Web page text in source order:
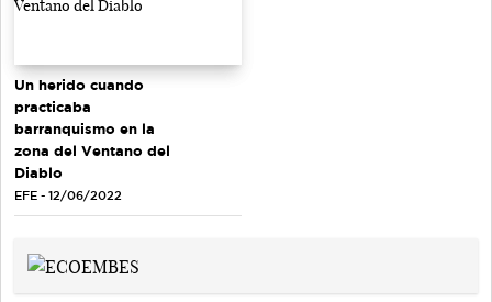
Un herido cuando
practicaba
barranquismo en la
zona del Ventano del
Diablo
EFE - 12/06/2022